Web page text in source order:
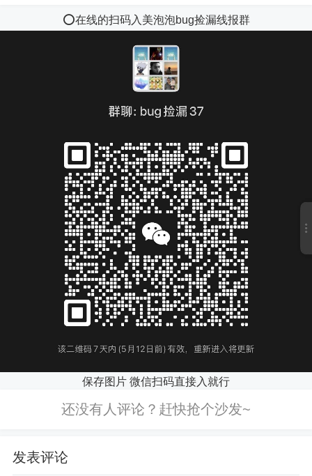
⭕️在线的扫码入美泡泡bug捡漏线报群
保存图片 微信扫码直接入就行
发表评论